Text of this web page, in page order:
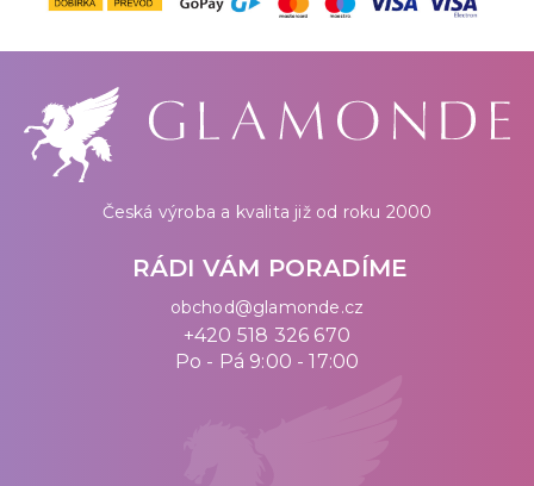
Česká výroba a kvalita již od roku 2000
RÁDI VÁM PORADÍME
obchod@glamonde.cz
+420 518 326 670
Po - Pá 9:00 - 17:00